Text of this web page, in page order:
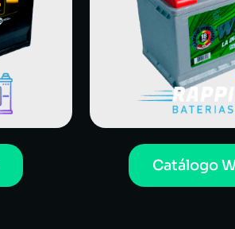
Catálogo